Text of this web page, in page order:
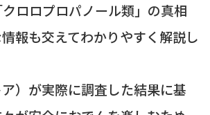
ロロプロパノール類」の真相
報も交えてわかりやすく解説し
）が実際に調査した結果に基